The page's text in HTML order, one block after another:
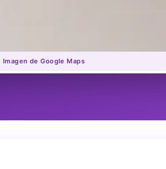
Imagen de Google Maps